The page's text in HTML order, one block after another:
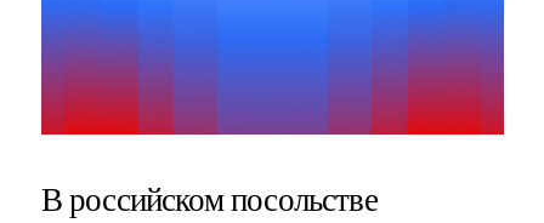
В российском посольстве